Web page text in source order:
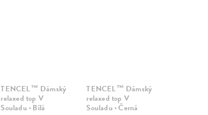
TENCEL™ Dámský
relaxed top V
Souladu · Bílá
TENCEL™ Dámský
relaxed top V
Souladu · Černá